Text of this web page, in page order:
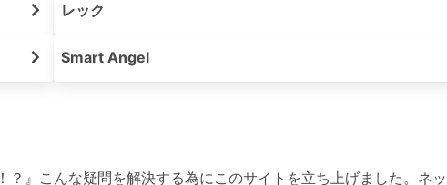
レック
Smart Angel
』こんな疑問を解決する為にこのサイトを立ち上げました。ネ